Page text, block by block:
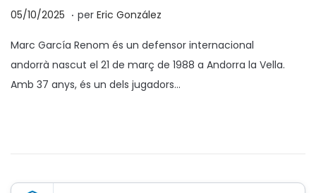
p
s
a
t
05/10/2025 0
/
0
2
. per Eric González
Marc García Renom és un defensor internacional
andorrà nascut el 21 de març de 1988 a Andorra la Vella.
Amb 37 anys, és un dels jugadors…